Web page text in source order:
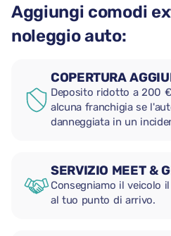
Aggiungi comodi
noleggio auto:
COPERTURA
Deposito ridotto a 200
alcuna franchigia se
danneggiata in un
SERVIZIO MEET &
Consegniamo il veicolo
al tuo punto di arrivo.